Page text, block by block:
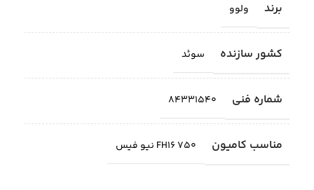
برند ولوو
کشور سازنده سوئد
شماره فنی 84331540
مناسب کامیون FH16 750 نیو فیس